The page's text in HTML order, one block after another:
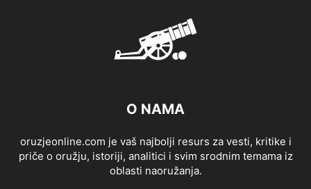
O NAMA
oruzjeonline.com je vaš najbolji resurs za vesti, kritike i
priče o oružju, istoriji, analitici i svim srodnim temama iz
oblasti naoružanja.